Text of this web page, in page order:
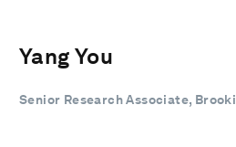
Yang You
Senior Research Associate,